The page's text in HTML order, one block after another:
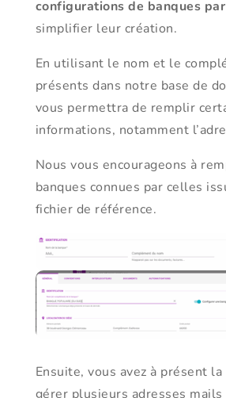
configurations de banques
simplifier leur création.
En utilisant le nom et le
présents dans notre base de
vous permettra de remplir
informations, notamment
Nous vous encourageons à
banques connues par celles
fichier de référence.
Ensuite, vous avez à présent
gérer plusieurs adresses